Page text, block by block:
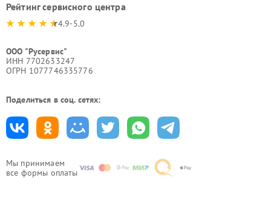
Мы принимаем
все формы оплаты
Рейтинг сервисного центра
4.9-5.0
ООО "Русервис"
ИНН 7702633247
ОГРН 1077746335776
Поделиться в соц. сетях: